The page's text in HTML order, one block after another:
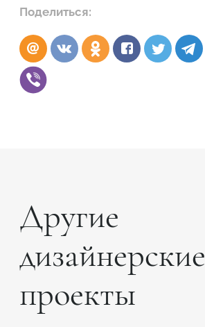
Поделиться:
Другие
дизайнерские
проекты